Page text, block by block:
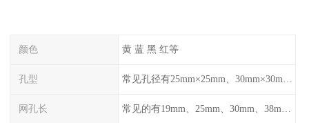
颜色 黄 蓝 黑 红等
孔型
网孔长